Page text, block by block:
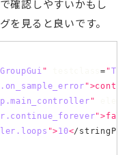
確認しやすいかもし
を見ると良いです。
" = "
"
">10</